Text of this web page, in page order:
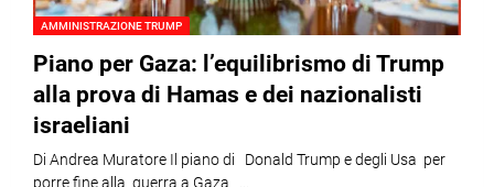
AMMINISTRAZIONE TRUMP
Piano per Gaza: l’equilibrismo di Trump
alla prova di Hamas e dei nazionalisti
israeliani
Di Andrea Muratore Il piano di Donald Trump e degli Usa per
porre fine alla guerra a Gaza …